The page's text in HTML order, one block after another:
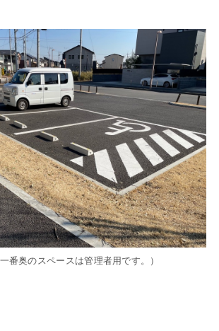
一番奥のスペースは管理者用です。）